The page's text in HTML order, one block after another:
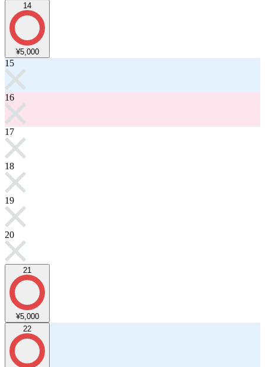
14
¥5,000
15
16
17
18
19
20
21
¥5,000
22